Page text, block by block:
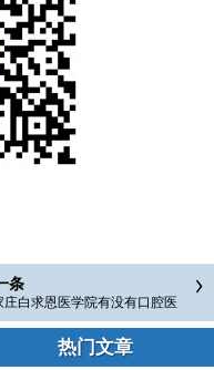
条
庄白求恩医学院有没有口腔医
业?
热门文章